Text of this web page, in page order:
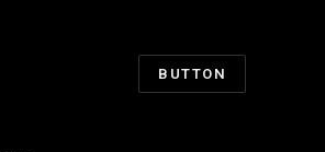
BUTTON